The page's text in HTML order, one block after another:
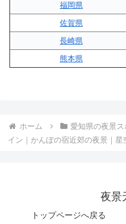
福岡県
佐賀県
長崎県
熊本県
ホーム 愛知県の夜景
イン｜かんぽの宿近郊の夜景｜
夜景
トップページへ戻る